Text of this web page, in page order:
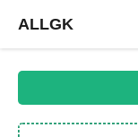
content
ALLGK